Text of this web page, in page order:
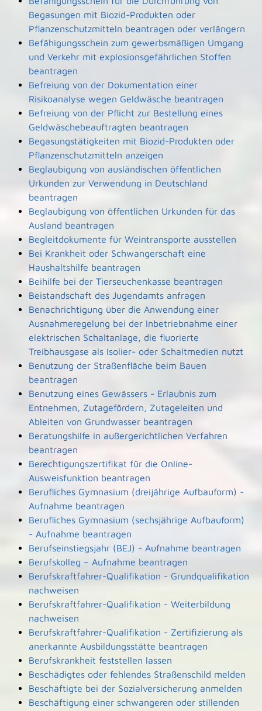
Begasungen mit Biozid-Produkten oder
Pflanzenschutzmitteln beantragen oder verlängern
Befähigungsschein zum gewerbsmäßigen Umgang
und Verkehr mit explosionsgefährlichen Stoffen
beantragen
Befreiung von der Dokumentation einer
Risikoanalyse wegen Geldwäsche beantragen
Befreiung von der Pflicht zur Bestellung eines
Geldwäschebeauftragten beantragen
Begasungstätigkeiten mit Biozid-Produkten oder
Pflanzenschutzmitteln anzeigen
Beglaubigung von ausländischen öffentlichen
Urkunden zur Verwendung in Deutschland
beantragen
Beglaubigung von öffentlichen Urkunden für das
Ausland beantragen
Begleitdokumente für Weintransporte ausstellen
Bei Krankheit oder Schwangerschaft eine
Haushaltshilfe beantragen
Beihilfe bei der Tierseuchenkasse beantragen
Beistandschaft des Jugendamts anfragen
Benachrichtigung über die Anwendung einer
Ausnahmeregelung bei der Inbetriebnahme einer
elektrischen Schaltanlage, die fluorierte
Treibhausgase als Isolier- oder Schaltmedien nutzt
Benutzung der Straßenfläche beim Bauen
beantragen
Benutzung eines Gewässers - Erlaubnis zum
Entnehmen, Zutagefördern, Zutageleiten und
Ableiten von Grundwasser beantragen
Beratungshilfe in außergerichtlichen Verfahren
beantragen
Berechtigungszertifikat für die Online-
Ausweisfunktion beantragen
Berufliches Gymnasium (dreijährige Aufbauform) -
Aufnahme beantragen
Berufliches Gymnasium (sechsjährige Aufbauform)
- Aufnahme beantragen
Berufseinstiegsjahr (BEJ) - Aufnahme beantragen
Berufskolleg – Aufnahme beantragen
Berufskraftfahrer-Qualifikation - Grundqualifikation
nachweisen
Berufskraftfahrer-Qualifikation - Weiterbildung
nachweisen
Berufskraftfahrer-Qualifikation - Zertifizierung als
anerkannte Ausbildungsstätte beantragen
Berufskrankheit feststellen lassen
Beschädigtes oder fehlendes Straßenschild melden
Beschäftigte bei der Sozialversicherung anmelden
Beschäftigung einer schwangeren oder stillenden